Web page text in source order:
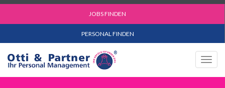
JOBS FINDEN
PERSONAL FINDEN